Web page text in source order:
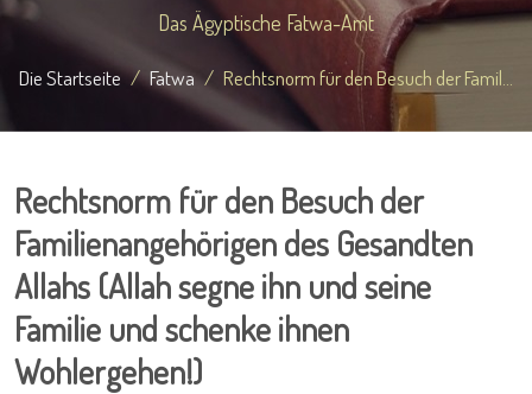
Das Ägyptische Fatwa-Amt
Die Startseite Fatwa Rechtsnorm für den Besuch der Famil...
Rechtsnorm für den Besuch der
Familienangehörigen des Gesandten
Allahs (Allah segne ihn und seine
Familie und schenke ihnen
Wohlergehen!)